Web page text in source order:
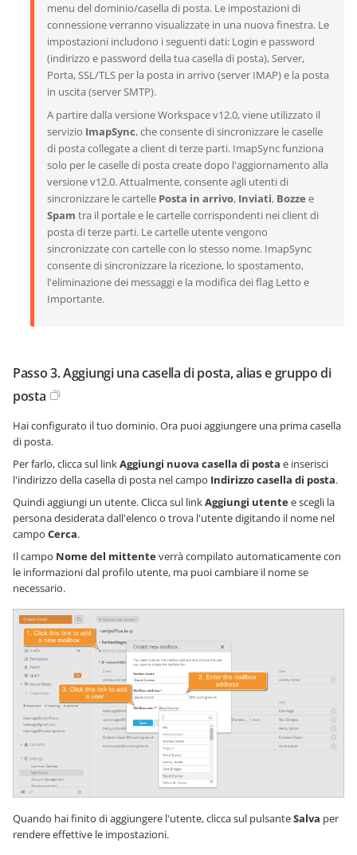
menu del dominio/casella di posta. Le impostazioni di
connessione verranno visualizzate in una nuova finestra. Le
impostazioni includono i seguenti dati: Login e password
(indirizzo e password della tua casella di posta), Server,
Porta, SSL/TLS per la posta in arrivo (server IMAP) e la posta
in uscita (server SMTP).
A partire dalla versione Workspace v12.0, viene utilizzato il
servizio ImapSync, che consente di sincronizzare le caselle
di posta collegate a client di terze parti. ImapSync funziona
solo per le caselle di posta create dopo l'aggiornamento alla
versione v12.0. Attualmente, consente agli utenti di
sincronizzare le cartelle Posta in arrivo, Inviati, Bozze e
Spam tra il portale e le cartelle corrispondenti nei client di
posta di terze parti. Le cartelle utente vengono
sincronizzate con cartelle con lo stesso nome. ImapSync
consente di sincronizzare la ricezione, lo spostamento,
l'eliminazione dei messaggi e la modifica dei flag Letto e
Importante.
Passo 3. Aggiungi una casella di posta, alias e gruppo di
posta
Hai configurato il tuo dominio. Ora puoi aggiungere una prima casella
di posta.
Per farlo, clicca sul linkAggiungi nuova casella di posta e inserisci
l'indirizzo della casella di posta nel campo Indirizzo casella di posta.
Quindi aggiungi un utente. Clicca sul linkAggiungi utentee scegli la
persona desiderata dall'elenco o trova l'utente digitando il nome nel
campo Cerca.
Il campo Nome del mittenteverrà compilato automaticamente con
le informazioni dal profilo utente, ma puoi cambiare il nome se
necessario.
Quando hai finito di aggiungere l'utente, clicca sul pulsanteSalva per
rendere effettive le impostazioni.